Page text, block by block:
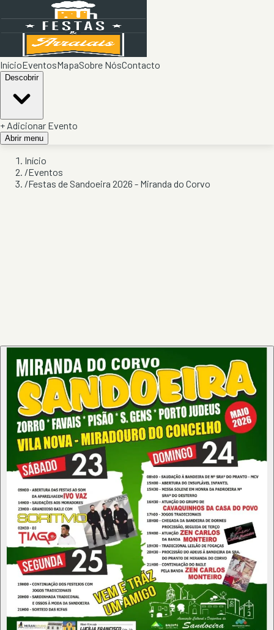
InícioEventosMapaSobre NósContacto
Descobrir
+ Adicionar Evento
Abrir menu
Início
/Eventos
/Festas de Sandoeira 2026 - Miranda do Corvo